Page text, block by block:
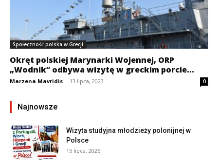
Społeczność polska w Grecji
Okręt polskiej Marynarki Wojennej, ORP
„Wodnik” odbywa wizytę w greckim porcie...
Marzena Mavridis - 13 lipca, 2023 0
Najnowsze
Wizyta studyjna młodzieży polonijnej w
Polsce
15 lipca, 2026